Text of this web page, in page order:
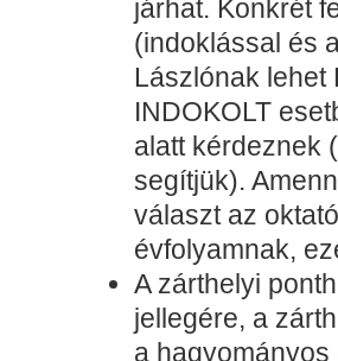
járhat. Konkrét
(indoklással és
Lászlónak lehet
INDOKOLT
alatt kérdeznek
segítjük).
választ az
évfolyamnak,
A zárthelyi
jellegére, a
a